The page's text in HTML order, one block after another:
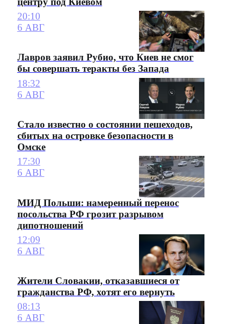
20:10
6 АВГ
Лавров заявил Рубио, что Киев не смог
бы совершать теракты без Запада
18:32
6 АВГ
Стало известно о состоянии пешеходов,
сбитых на островке безопасности в
Омске
17:30
6 АВГ
МИД Польши: намеренный перенос
посольства РФ грозит разрывом
дипотношений
12:09
6 АВГ
Жители Словакии, отказавшиеся от
гражданства РФ, хотят его вернуть
08:13
6 АВГ